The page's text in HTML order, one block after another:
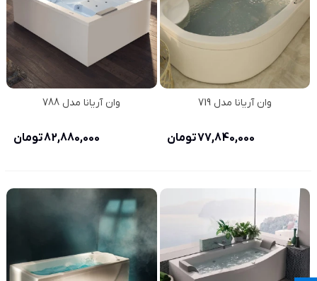
وان آریانا مدل 719
77,840,000 تومان
وان آریانا مدل 788
82,880,000 تومان